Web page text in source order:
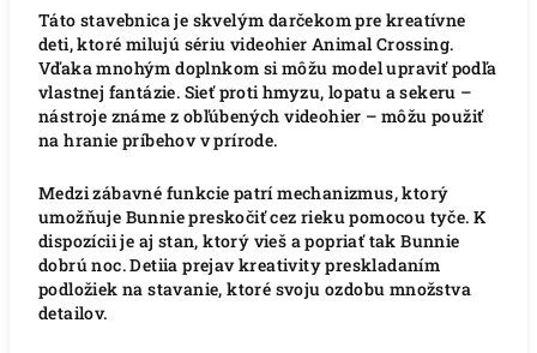
Táto stavebnica je skvelým darčekom pre kreatívne
deti, ktoré milujú sériu videohier Animal Crossing.
Vďaka mnohým doplnkom si môžu model upraviť podľa
vlastnej fantázie. Sieť proti hmyzu, lopatu a sekeru –
nástroje známe z obľúbených videohier – môžu použiť
na hranie príbehov v prírode.
Medzi zábavné funkcie patrí mechanizmus, ktorý
umožňuje Bunnie preskočiť cez rieku pomocou tyče. K
dispozícii je aj stan, ktorý vieš a popriať tak Bunnie
dobrú noc.Detiia prejav kreativity preskladaním
podložiek na stavanie, ktoré svoju ozdobu množstva
detailov.